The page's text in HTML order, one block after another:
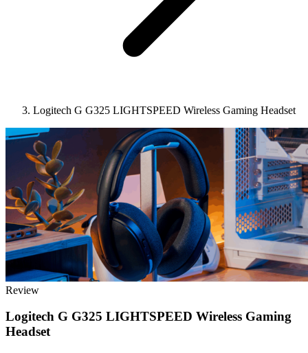
Logitech G G325 LIGHTSPEED Wireless Gaming Headset
Review
Logitech G G325 LIGHTSPEED Wireless Gaming
Headset